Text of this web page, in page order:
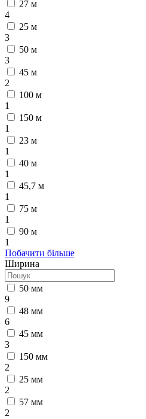
27 м
4
25 м
3
50 м
3
45 м
2
100 м
1
150 м
1
23 м
1
40 м
1
45,7 м
1
75 м
1
90 м
1
Побачити більше
Ширина
50 мм
9
48 мм
6
45 мм
3
150 мм
2
25 мм
2
57 мм
2